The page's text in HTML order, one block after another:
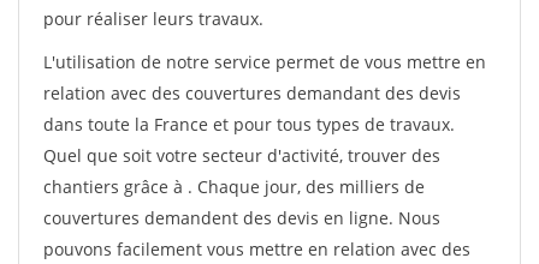
pour réaliser leurs travaux.
L'utilisation de notre service permet de vous mettre en
relation avec des couvertures demandant des devis
dans toute la France et pour tous types de travaux.
Quel que soit votre secteur d'activité, trouver des
chantiers grâce à . Chaque jour, des milliers de
couvertures demandent des devis en ligne. Nous
pouvons facilement vous mettre en relation avec des